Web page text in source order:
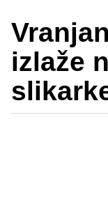
izlaže